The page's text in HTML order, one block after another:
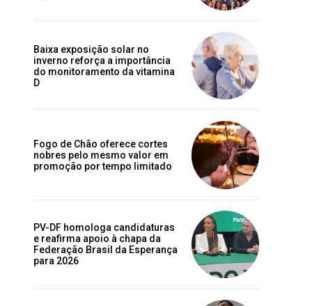
Baixa exposição solar no
inverno reforça a importância
do monitoramento da vitamina
D
Fogo de Chão oferece cortes
nobres pelo mesmo valor em
promoção por tempo limitado
PV-DF homologa candidaturas
e reafirma apoio à chapa da
Federação Brasil da Esperança
para 2026